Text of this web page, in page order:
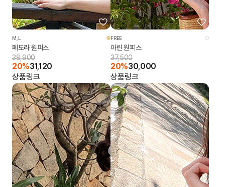
M,L
페도라 원피스
38,900
20%31,120
상품링크
FREE
아린 원피스
37,500
20%30,000
상품링크